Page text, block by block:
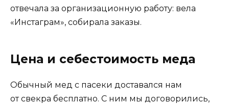
отвечала за организационную работу: вела
«Инстаграм», собирала заказы.
Цена и себестоимость меда
Обычный мед с пасеки доставался нам
от свекра бесплатно. С ним мы договорились,